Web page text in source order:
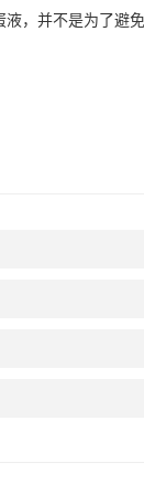
，并不是为了避